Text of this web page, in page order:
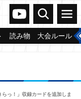
ヴァンガードch
検索 メニュー
読み物 大会ルール
っ！」収録カードを追加しま